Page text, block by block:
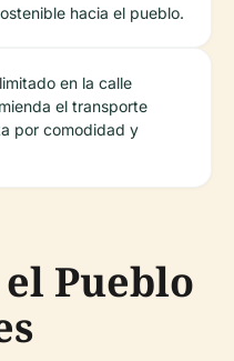
hacia el pueblo.
en la calle
el transporte
por comodidad y
Pueblo